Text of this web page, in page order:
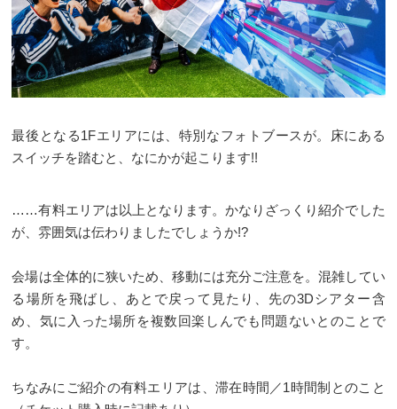
最後となる1Fエリアには、特別なフォトブースが。床にある
スイッチを踏むと、なにかが起こります!!
……有料エリアは以上となります。かなりざっくり紹介でした
が、雰囲気は伝わりましたでしょうか!?
会場は全体的に狭いため、移動には充分ご注意を。混雑してい
る場所を飛ばし、あとで戻って見たり、先の3Dシアター含
め、気に入った場所を複数回楽しんでも問題ないとのことで
す。
ちなみにご紹介の有料エリアは、滞在時間／1時間制とのこと